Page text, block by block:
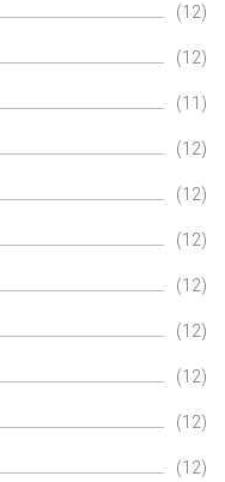
(12)
(12)
(11)
(12)
(12)
(12)
(12)
(12)
(12)
(12)
(12)